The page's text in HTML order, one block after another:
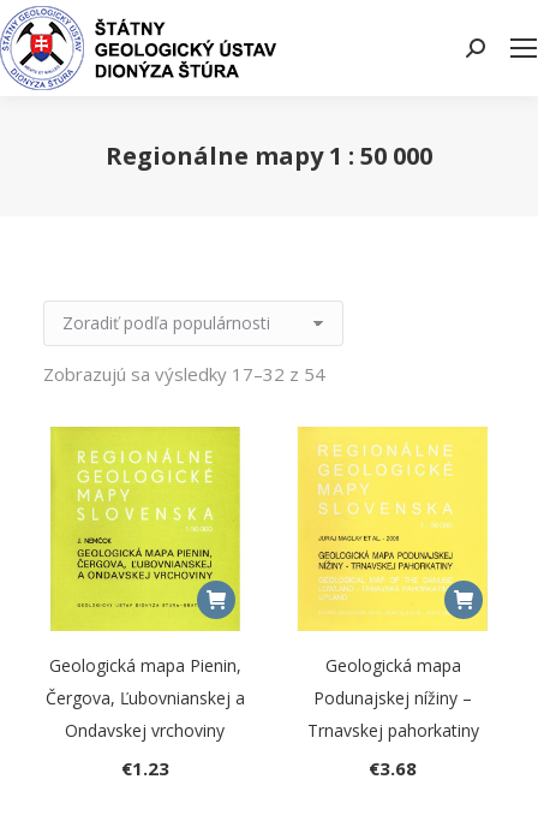
Search:
Regionálne mapy 1 : 50 000
Zobrazujú sa výsledky 17–32 z 54
Geologická mapa Pienin,
Čergova, Ľubovnianskej a
Ondavskej vrchoviny
€1.23
Geologická mapa
Podunajskej nížiny –
Trnavskej pahorkatiny
€3.68